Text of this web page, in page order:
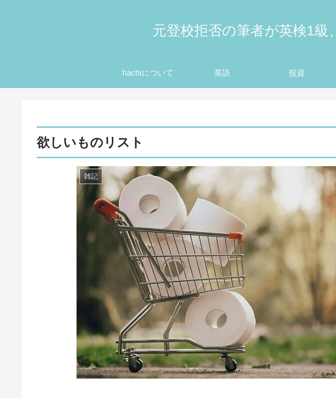
元登校拒否の筆者が英検1
hachiについて 英語 投資
欲しいものリスト
雑記